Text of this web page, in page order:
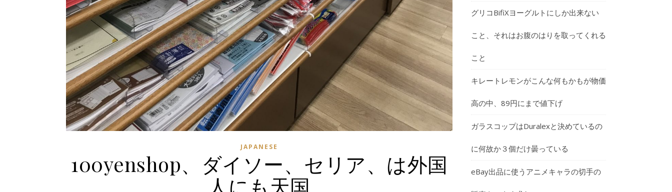
JAPANESE
100yenshop、ダイソー、セリア、は外国
人にも天国
グリコBifiXヨーグルトにしか出来ない
こと、それはお腹のはりを取ってくれる
こと
キレートレモンがこんな何もかもが物価
高の中、89円にまで値下げ
ガラスコップはDuralexと決めているの
に何故か３個だけ曇っている
eBay出品に使うアニメキャラの切手の